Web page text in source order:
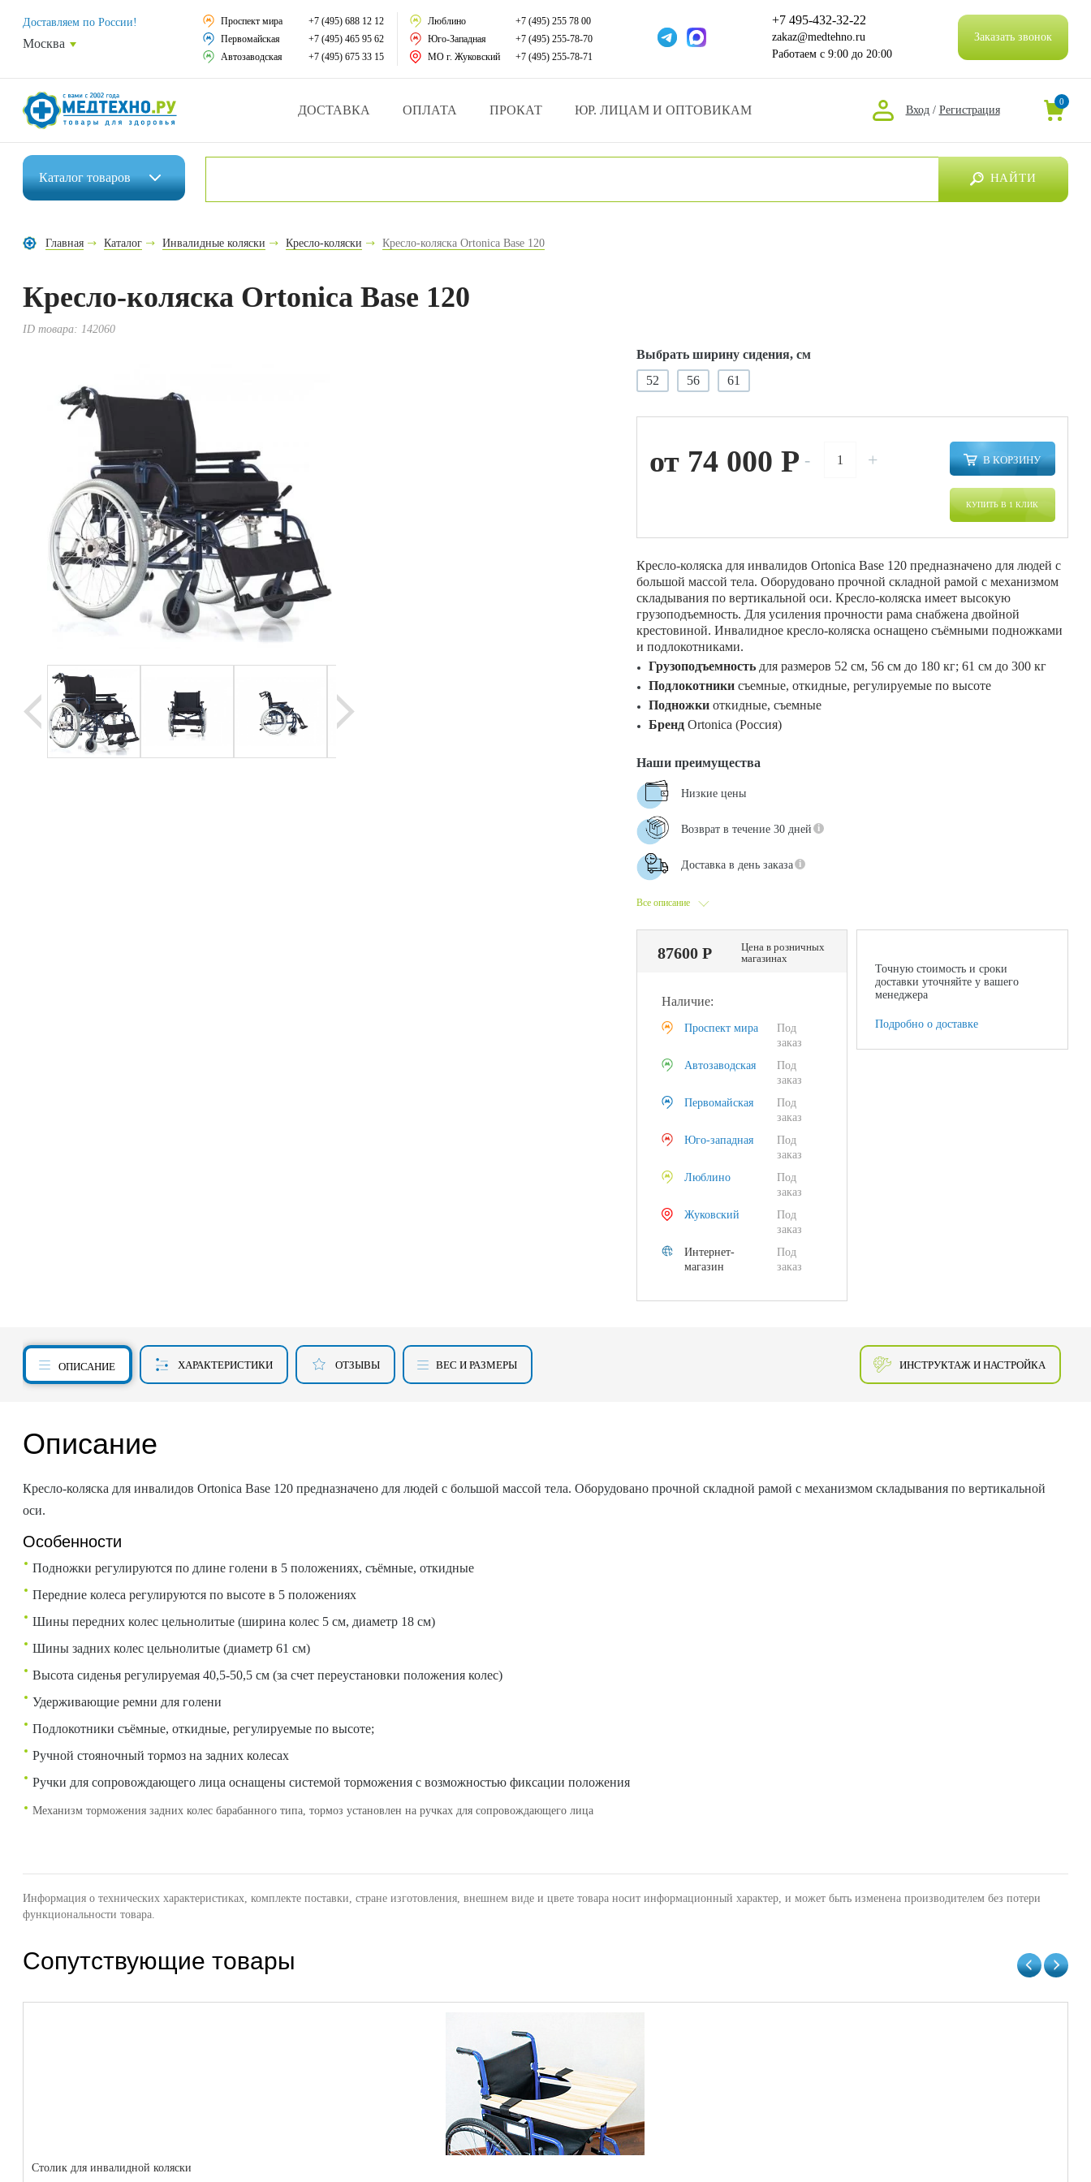
Средства реабилитации
Средства по уходу за больными
Домашняя медтехника
Уникальные и полезные товары
Доставляем по России!
Москва
Проспект мира
+7 (495) 688 12 12
Первомайская
+7 (495) 465 95 62
Автозаводская
+7 (495) 675 33 15
Люблино
+7 (495) 255 78 00
Юго-Западная
+7 (495) 255-78-70
МО г. Жуковский
+7 (495) 255-78-71
+7 495-432-32-22
zakaz@medtehno.ru
Работаем с 9:00 до 20:00
Заказать звонок
ДОСТАВКА ОПЛАТА ПРОКАТ ЮР. ЛИЦАМ И ОПТОВИКАМ Вход / Регистрация
0
Каталогтоваров
Средства по уходу за больными
Ортопедические изделия
Домашняя медтехника
Экология дома
Товары для красоты и здоровья
Товары для врачей и мед.учреждений
Уникальные и полезные товары
Распродажа
Уценка
НАЙТИ
Главная Каталог Инвалидные коляски Кресло-коляски Кресло-коляска Ortonica Base 120
Кресло-коляска Ortonica Base 120
ID товара: 142060
Выбрать ширину сидения, см
52
56 61
от 74 000 P - + В КОРЗИНУ
КУПИТЬ В 1 КЛИК
Кресло-коляска для инвалидов Ortonica Base 120 предназначено для людей с
большой массой тела. Оборудовано прочной складной рамой с механизмом
складывания по вертикальной оси. Кресло-коляска имеет высокую
грузоподъемность. Для усиления прочности рама снабжена двойной
крестовиной. Инвалидное кресло-коляска оснащено съёмными подножками
и подлокотниками.
Грузоподъемностьдля размеров 52 см, 56 см до 180 кг; 61 см до 300 кг
Подлокотникисъемные, откидные, регулируемые по высоте
Подножкиоткидные, съемные
Бренд Ortonica (Россия)
Все описание
Наши преимущества
Низкие цены
Возврат в течение 30 дней
Доставка в день заказа
87600 Р
Цена в розничных
магазинах
Наличие:
Проспект мира
Под
заказ
Автозаводская
Под
заказ
Первомайская
Под
заказ
Юго-западная
Под
заказ
Люблино
Под
заказ
Жуковский
Под
заказ
Интернет-
магазин
Под
заказ
Точную стоимость и сроки
доставки уточняйте у вашего
менеджера
Подробно о доставке
ОПИСАНИЕ ХАРАКТЕРИСТИКИ ОТЗЫВЫ ВЕС И РАЗМЕРЫ ИНСТРУКТАЖ И НАСТРОЙКА
Описание
Кресло-коляска для инвалидов Ortonica Base 120 предназначено для людей с большой массой тела. Оборудовано прочной складной рамой с механизмом складывания по вертикальной
оси.
Особенности
Подножки регулируются по длине голени в 5 положениях, съёмные, откидные
Передние колеса регулируются по высоте в 5 положениях
Шины передних колес цельнолитые (ширина колес 5 см, диаметр 18 см)
Шины задних колес цельнолитые (диаметр 61 см)
Высота сиденья регулируемая 40,5-50,5 см (за счет переустановки положения колес)
Удерживающие ремни для голени
Подлокотники съёмные, откидные, регулируемые по высоте;
Ручной стояночный тормоз на задних колесах
Ручки для сопровождающего лица оснащены системой торможения с возможностью фиксации положения
Механизм торможения задних колес барабанного типа, тормоз установлен на ручках для сопровождающего лица
Информация о технических характеристиках, комплекте поставки, стране изготовления, внешнем виде и цвете товара носит информационный характер, и может быть изменена производителем без потери
функциональности товара.
Сопутствующие товары
Столик для инвалидной коляски